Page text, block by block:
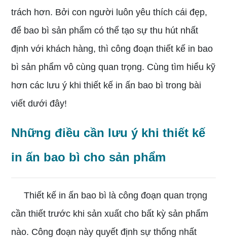
trách hơn. Bởi con người luôn yêu thích cái đẹp,
để bao bì sản phẩm có thể tạo sự thu hút nhất
định với khách hàng, thì công đoạn thiết kế in bao
bì sản phẩm vô cùng quan trọng. Cùng tìm hiểu kỹ
hơn các lưu ý khi thiết kế in ấn bao bì trong bài
viết dưới đây!
Những điều cần lưu ý khi thiết kế
in ấn bao bì cho sản phẩm
Thiết kế in ấn bao bì là công đoạn quan trọng
cần thiết trước khi sản xuất cho bất kỳ sản phẩm
nào. Công đoạn này quyết định sự thống nhất